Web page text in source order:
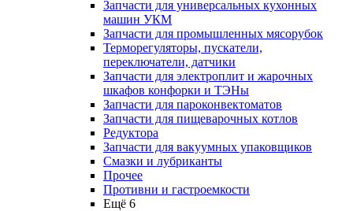
Запчасти для универсальных кухонных
машин УКМ
Запчасти для промышленных мясорубок
Терморегуляторы, пускатели,
переключатели, датчики
Запчасти для электроплит и жарочных
шкафов конфорки и ТЭНы
Запчасти для пароконвектоматов
Запчасти для пищеварочных котлов
Редуктора
Запчасти для вакуумных упаковщиков
Смазки и лубриканты
Прочее
Противни и гастроемкости
Ещё 6